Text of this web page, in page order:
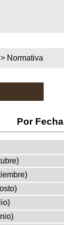
Normativa
Por Fecha